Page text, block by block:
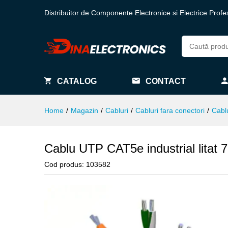
Distribuitor de Componente Electronice si Electrice
CATALOG CONTACT
Home / Magazin / Cabluri / Cabluri fara conectori /
Cablu UTP CAT5e industrial litat
Cod produs: 103582